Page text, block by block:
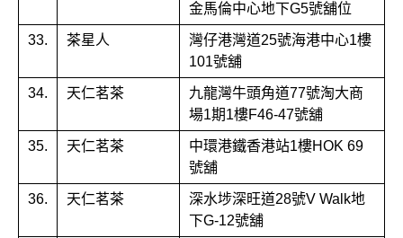
金馬倫中心地下G5號舖位
33. 茶星人
灣仔港灣道25號海港中心1樓
101號舖
34. 天仁茗茶
九龍灣牛頭角道77號淘大商
場1期1樓F46-47號舖
35. 天仁茗茶
中環港鐵香港站1樓HOK 69
號舖
36. 天仁茗茶
深水埗深旺道28號V Walk地
下G-12號舖